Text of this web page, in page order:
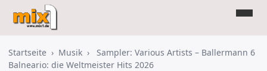
Startseite › Musik ›
Sampler: Various Artists – Ballermann 6
Balneario: die Weltmeister Hits 2026